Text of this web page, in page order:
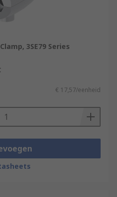
3SE79 Series
€ 17,57/eenheid